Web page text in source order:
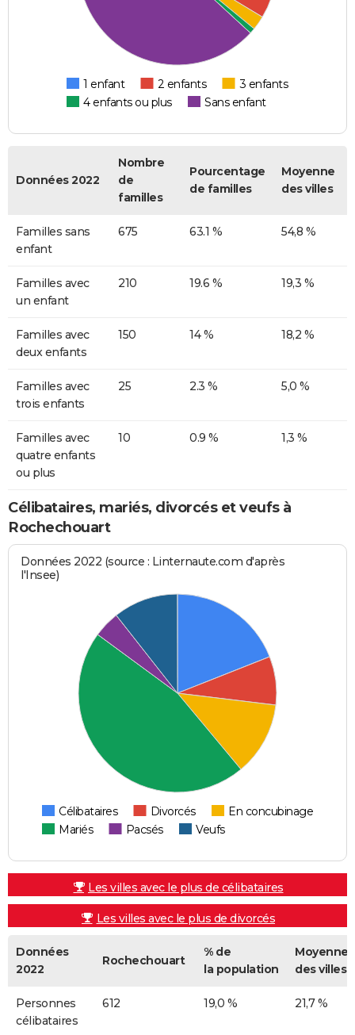
1 enfant 2 enfants
3 enfants
4 enfants ou plus
Sans enfant
Données 2022
Nombre
de
familles
Pourcentage
de familles
Moyenne
des villes
Familles sans
enfant
675 63.1 % 54,8 %
Familles avec
un enfant
210 19.6 % 19,3 %
Familles avec
deux enfants
150 14 % 18,2 %
Familles avec
trois enfants
25 2.3 % 5,0 %
Familles avec
quatre enfants
ou plus
10 0.9 % 1,3 %
Célibataires, mariés, divorcés et veufs à
Rochechouart
Données 2022 (source : Linternaute.com d'après
l'Insee)
Célibataires Divorcés
En concubinage
Mariés
Pacsés Veufs
Les villes avec le plus de célibataires
Les villes avec le plus de divorcés
Données
2022
Rochechouart
% de
la population
Moyenne
des villes
Personnes
célibataires
612 19,0 % 21,7 %